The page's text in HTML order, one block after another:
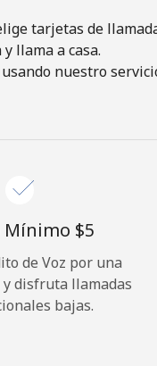
→
tarjetas de
llama a casa.
nuestro
⁦$5⁩
de Voz por una
disfruta llamadas
bajas.